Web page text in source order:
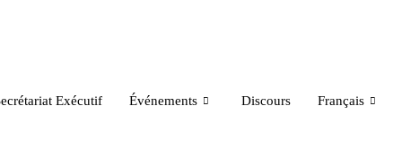
Exécutif Événements Discours Français